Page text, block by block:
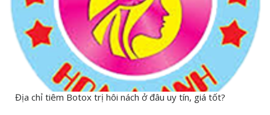
Địa chỉ tiêm Botox trị hôi nách ở đâu uy tín, giá tốt?